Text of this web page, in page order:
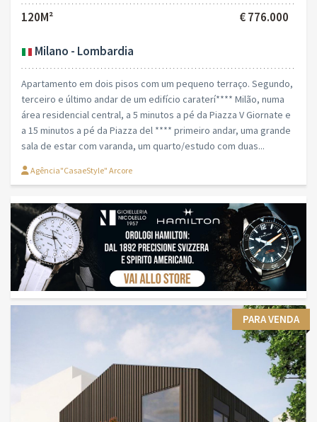
120M²
€ 776.000
Milano - Lombardia
Apartamento em dois pisos com um pequeno terraço. Segundo,
terceiro e último andar de um edifício caraterí**** Milão, numa
área residencial central, a 5 minutos a pé da Piazza V Giornate e
a 15 minutos a pé da Piazza del **** primeiro andar, uma grande
sala de estar com varanda, um quarto/estudo com duas...
Agência"CasaeStyle" Arcore
PARA VENDA